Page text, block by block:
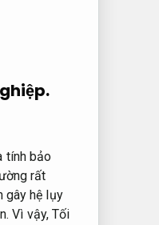
tính bảo
rất
gây hệ lụy
Vì vậy,Tối